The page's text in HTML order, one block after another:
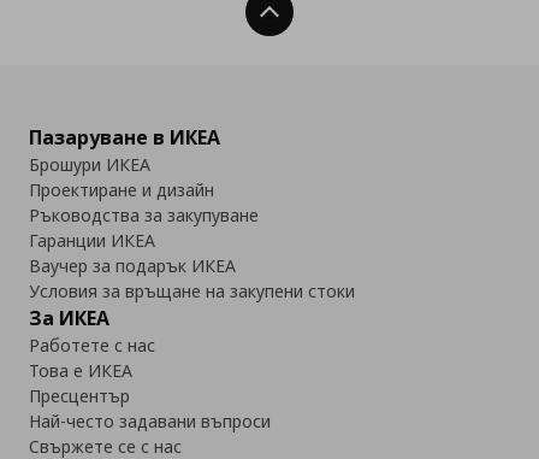
Нагоре
Пазаруване в ИКЕА
Брошури ИКЕА
Проектиране и дизайн
Ръководства за закупуване
Гаранции ИКЕА
Ваучер за подарък ИКЕА
Условия за връщане на закупени стоки
За ИКЕА
Работете с нас
Това е ИКЕА
Пресцентър
Най-често задавани въпроси
Свържете се с нас